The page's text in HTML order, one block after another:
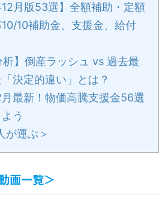
月版53選】全額補助・定額
10補助金、支援金、給付
析】倒産ラッシュ vs 過去最
決定的違い」とは？
最新！物価高騰支援金56選
う
が運ぶ＞
画一覧＞